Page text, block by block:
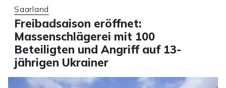
Saarland
Freibadsaison eröffnet:
Massenschlägerei mit 100
Beteiligten und Angriff auf 13-
jährigen Ukrainer